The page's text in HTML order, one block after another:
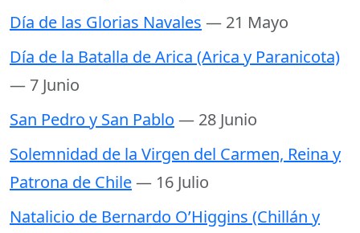
Día de las Glorias Navales — 21 Mayo
Día de la Batalla de Arica (Arica y Paranicota)
— 7 Junio
San Pedro y San Pablo — 28 Junio
Solemnidad de la Virgen del Carmen, Reina y
Patrona de Chile— 16 Julio
Natalicio de Bernardo O’Higgins (Chillán y